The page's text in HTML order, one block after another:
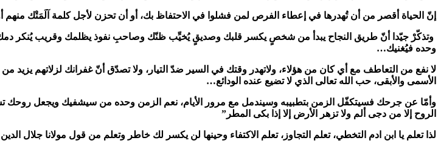
إنّ الحياة أقصر من أن تُهدرها في إعطاء الفرص لمن فشلوا في الاحتفاظ بك، أو أن تحزن لأجل كلمة آلَمَتْك
وتذكّرْ جيّدا أنّ طريق النجاح يبدأ من شخصٍ يكسر قلبك وصديقٍ يُخيِّب ظنّك وصاحبِ نفوذ يظلمك وقريب يُنكر
وحده فيُغنيك…
لا نفع من التعاطف مع أي كان من هؤلاء، ولاتهدر وقتك في السير ضدّ التيار، ولا تصدّق أنّ غفرانك لزلاتهم يزيد
الأسمى والأبقى، حب الله تعالى الذي لا تضيع عنده الودائع…
وأمّا عن جرحك فسيتكفّل الزمن بتطبيبه وسيندمل مع مرور الأيام، نعم الزمن وحده من سيشفيك ويجعل روحك
الروح إلا من دجى ألم ولا تزهر الأرض إلا إذا بكى المطر”
لذا تعلم يا ابن ادم التخطي، تعلم التجاوز، تعلم الاكتفاء وحينها لن يكسر لك خاطر وتعلم من قول مولانا